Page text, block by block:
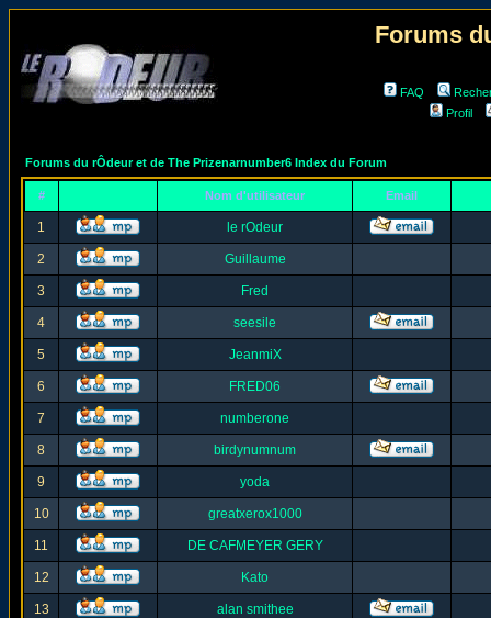
Forums
FAQ
Profil
Forums du rÔdeur et de The Prizenarnumber6 Index du Forum
# Nom d'utilisateur Email
1 le rOdeur
2 Guillaume
3 Fred
4 seesile
5 JeanmiX
6 FRED06
7 numberone
8 birdynumnum
9 yoda
10 greatxerox1000
11 DE CAFMEYER GERY
12 Kato
13 alan smithee